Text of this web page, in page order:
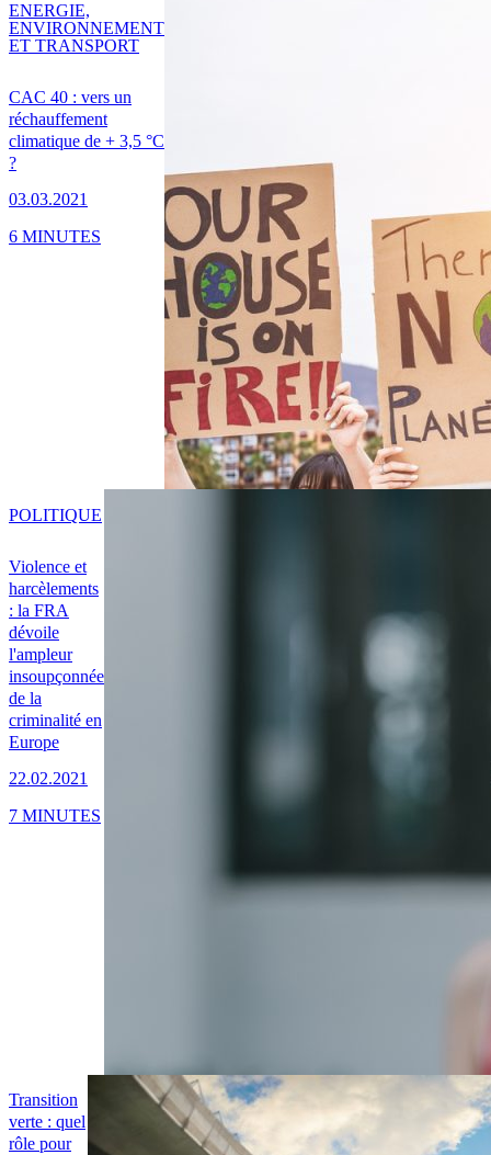
CAC 40 : vers un
réchauffement
climatique de + 3,5 °C
?
03.03.2021
ENERGIE,
ENVIRONNEMENT
ET TRANSPORT
6 MINUTES
Violence et
harcèlements
: la FRA
dévoile
l'ampleur
insoupçonnée
de la
criminalité en
Europe
22.02.2021
POLITIQUE
7 MINUTES
Transition
verte : quel
rôle pour